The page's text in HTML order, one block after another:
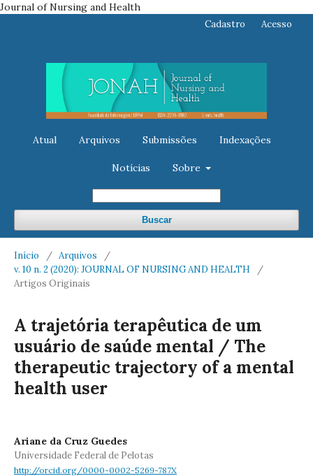
Journal of Nursing and Health
Atual Arquivos Submissões Indexações
Notícias Sobre
Buscar
Cadastro Acesso
Início / Arquivos
/
v. 10 n. 2 (2020): JOURNAL OF NURSING AND HEALTH
/
Artigos Originais
A trajetória terapêutica de um
usuário de saúde mental / The
therapeutic trajectory of a mental
health user
Ariane da Cruz Guedes
Universidade Federal de Pelotas
http://orcid.org/0000-0002-5269-787X